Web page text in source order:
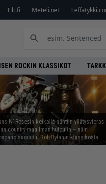
Tilt.fi Meteli.net
ROCKIN KLASSIKOT
N’ Rosesin keikalla nähtiin yllätysvieras
country-maailman huipulta – näin
suoriutui Bob Dylanin klassikosta